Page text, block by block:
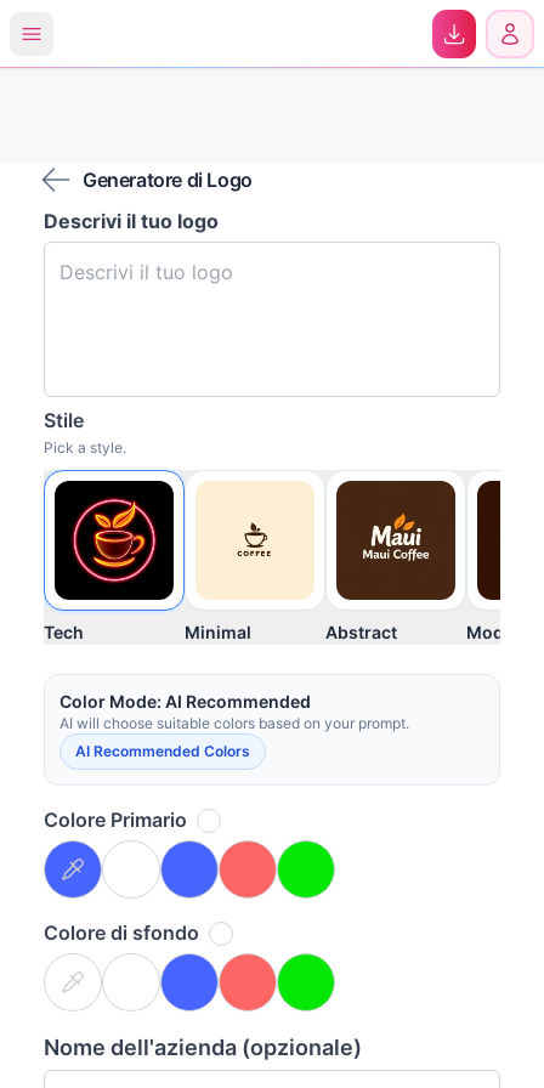
Generatore di Logo
Descrivi il tuo logo
Stile
Pick a style.
Tech Minimal Abstract Modern
Color Mode: AI Recommended
AI will choose suitable colors based on your prompt.
AI Recommended Colors
Colore Primario
Colore di sfondo
Nome dell'azienda (opzionale)
Your images will appear here once generated